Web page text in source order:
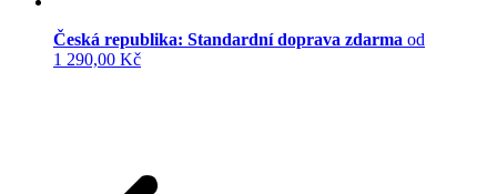
Česká republika: Standardní doprava zdarma od
1 290,00 Kč